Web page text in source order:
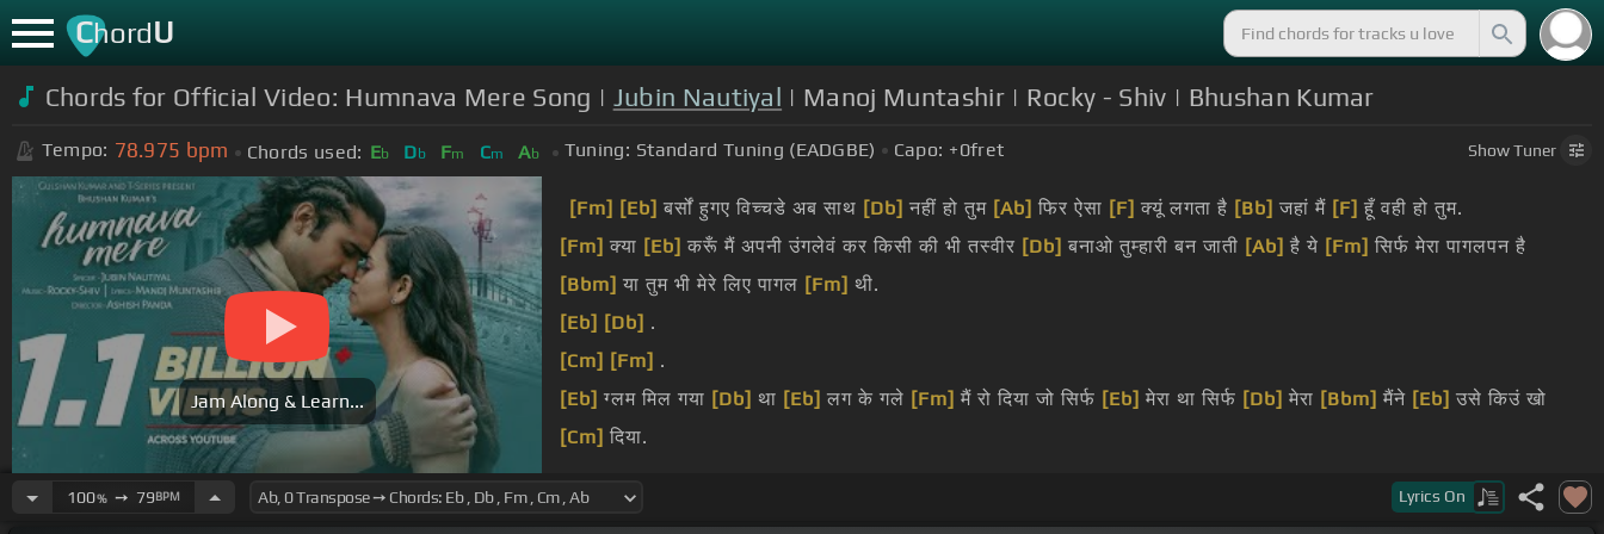
ChordU
Chords for Official Video: Humnava Mere Song | Jubin Nautiyal | Manoj Muntashir | Rocky - Shiv | Bhushan Kumar
Tempo: 78.975 bpm Chords used: Eb Db Fm Cm Ab Tuning: Standard Tuning (EADGBE) Capo: +0fret ShowTuner
Jam Along & Learn...
[Fm] [Eb] बर्सों हुगए विच्चडे अब साथ [Db] नहीं हो तुम [Ab] फिर ऐसा [F] क्यूं लगता है [Bb] जहां मैं [F] हूँ वही हो तुम.
[Fm] क्या [Eb] करूँ मैं अपनी उंगलेवं कर किसी की भी तस्वीर [Db] बनाओ तुम्हारी बन जाती [Ab] है ये [Fm] सिर्फ मेरा पागलपन है
[Bbm] या तुम भी मेरे लिए पागल [Fm] थी.
[Eb] [Db] .
[Cm] [Fm] .
[Eb] ग्लम मिल गया [Db] था [Eb] लग के गले [Fm] मैं रो दिया जो सिर्फ [Eb] मेरा था सिर्फ [Db] मेरा [Bbm] मैंने [Eb] उसे किउं खो
[Cm] दिया.
100%➙ 79BPM Lyrics On